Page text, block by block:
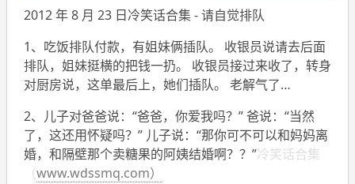
2012 年 8 月 23 日冷笑话合集 - 请自觉排队
1、吃饭排队付款，有姐妹俩插队。 收银员说请去后面
排队，姐妹挺横的把钱一扔。 收银员接过来收了，转身
对厨房说，这单最后上，她们插队。 老解气了…
2、儿子对爸爸说：“爸爸，你爱我吗？” 爸说：“当然
了，这还用怀疑吗？” 儿子说：“那你可不可以和妈妈离
婚，和隔壁那个卖糖果的阿姨结婚啊？？”冷笑话合集
（www.wdssmq.com）